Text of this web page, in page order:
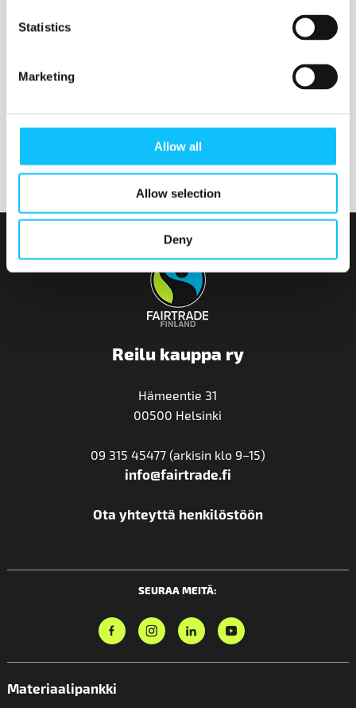
Statistics
Marketing
Allow all
Allow selection
Deny
Nurmijärven seurakunta
Reilu kauppa ry
Hämeentie 31
00500 Helsinki
09 315 45477 (arkisin klo 9–15)
info@fairtrade.fi
Ota yhteyttä henkilöstöön
SEURAA MEITÄ:
Materiaalipankki